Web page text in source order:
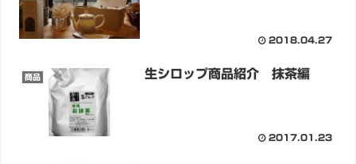
2018.04.27
商品 生シロップ商品紹介 抹茶編
2017.01.23